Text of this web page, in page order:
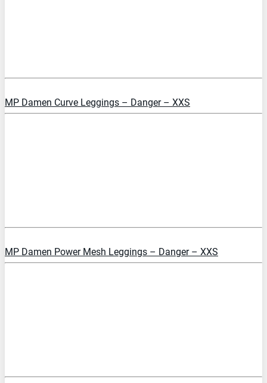
MP Damen Curve Leggings – Danger – XXS
MP Damen Power Mesh Leggings – Danger – XXS